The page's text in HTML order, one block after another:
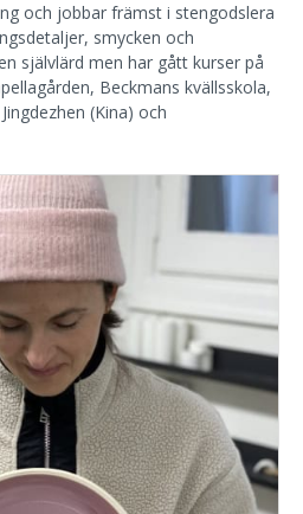
och jobbar främst i stengodslera
smycken och
självlärd men har gått kurser på
Beckmans kvällsskola,
(Kina) och